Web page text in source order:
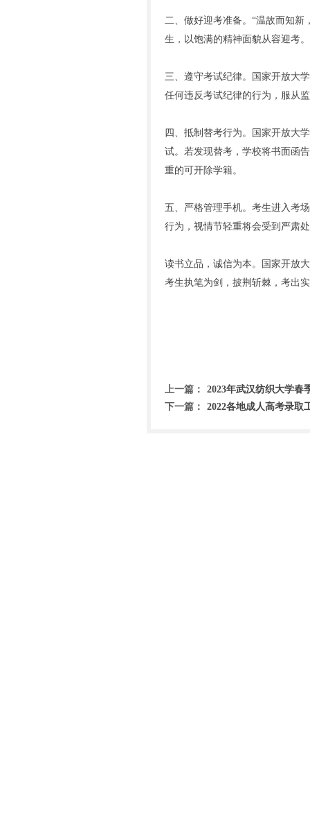
二、做好迎考准备。“温故而知
生，以饱满的精神面貌从容迎考
三、遵守考试纪律。国家开放大
任何违反考试纪律的行为，服从
四、抵制替考行为。国家开放大
试。若发现替考，学校将书面函
重的可开除学籍。
五、严格管理手机。考生进入考
行为，视情节轻重将会受到严肃
读书立品，诚信为本。国家开放
考生执笔为剑，披荆斩棘，考出
上一篇：
2023年武汉纺织大学春
下一篇：
2022各地成人高考录取